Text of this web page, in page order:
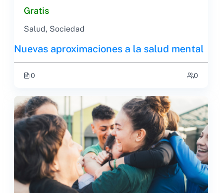
Gratis
Salud, Sociedad
Nuevas aproximaciones a la salud mental
0 0